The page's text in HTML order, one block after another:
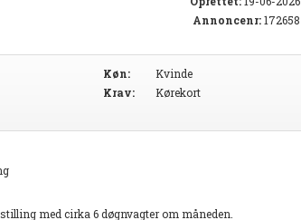
Annoncenr:172658
Køn:
Kvinde
Krav:
Kørekort
med cirka 6 døgnvagter om måneden.